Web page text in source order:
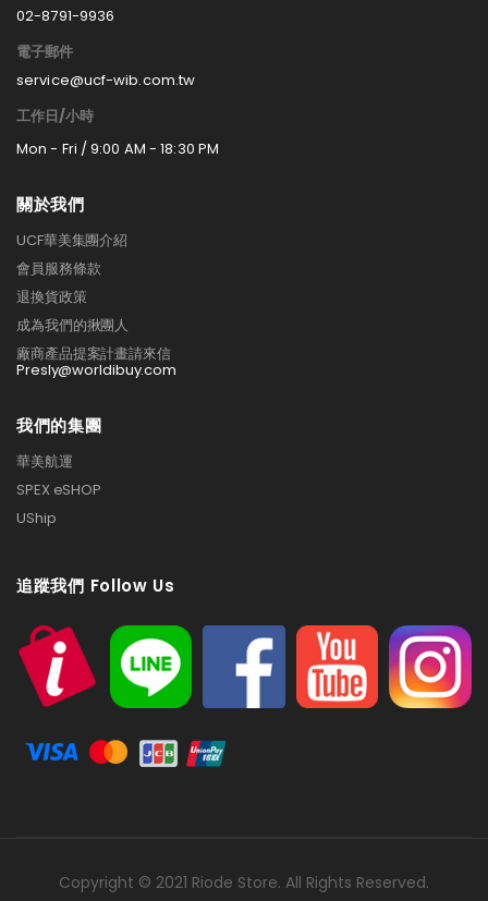
02-8791-9936
電子郵件
service@ucf-wib.com.tw
工作日/小時
Mon - Fri / 9:00 AM - 18:30 PM
關於我們
UCF華美集團介紹
會員服務條款
退換貨政策
成為我們的揪團人
廠商產品提案計畫請來信
Presly@worldibuy.com
我們的集團
華美航運
SPEX eSHOP
UShip
追蹤我們 Follow Us
Copyright © 2021 Riode Store. All Rights Reserved.